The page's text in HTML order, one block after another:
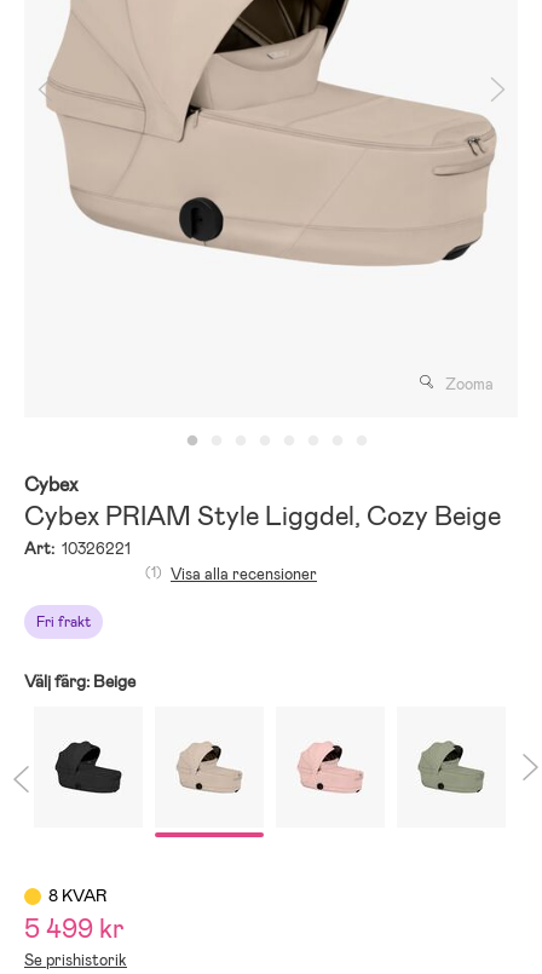
Zooma
Cybex
Cybex PRIAM Style Liggdel, Cozy Beige
Art: 10326221
Fri frakt
(1) Visa alla recensioner
Välj färg: Beige
8 KVAR
5 499 kr
Se prishistorik